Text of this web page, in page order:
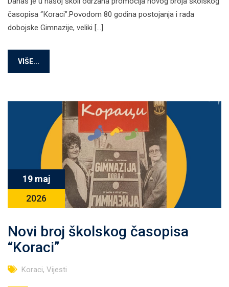
časopisa “Кoraci”.Povodom 80 godina postojanja i rada
dobojske Gimnazije, veliki […]
VIŠE...
19 maj
2026
Novi broj školskog časopisa
“Koraci”
Koraci, Vijesti